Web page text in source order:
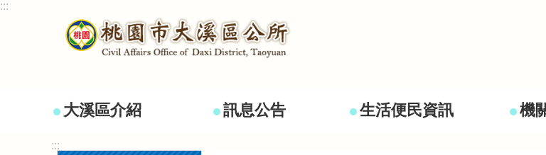
跳到主要內容區塊
:::
大溪區介紹 訊息公告 生活便民資訊 機
:::